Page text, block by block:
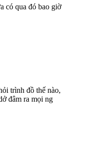
có qua đó bao giờ
trình đồ thế nào,
đâm ra mọi ng